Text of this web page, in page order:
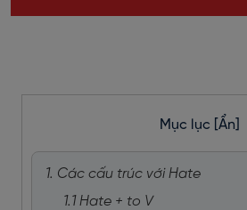
Mục lục [Ẩn]
1. Các cấu trúc với Hate
1.1 Hate + to V